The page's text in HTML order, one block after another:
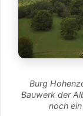
Burg
Bauwerk der
noch